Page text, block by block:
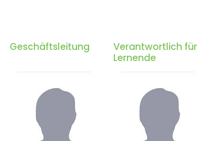
Geschäftsleitung
Verantwortlich für
Lernende